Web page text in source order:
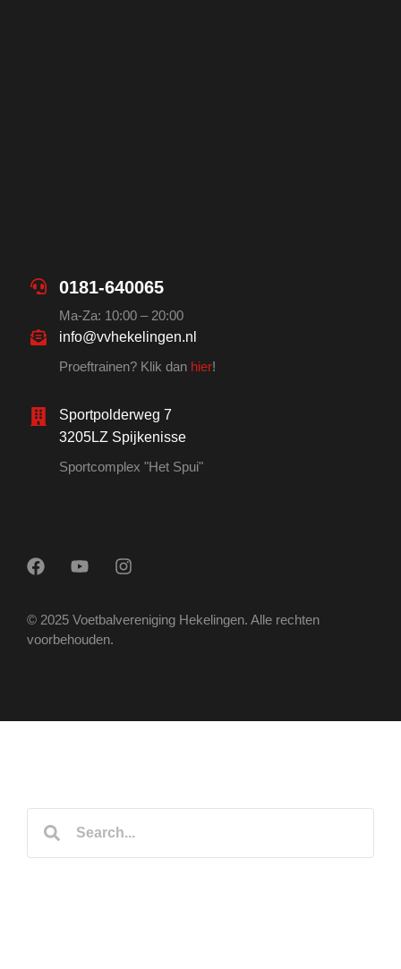
0181-640065
Ma-Za: 10:00 – 20:00
info@vvhekelingen.nl
Proeftrainen? Klik dan hier!
Sportpolderweg 7
3205LZ Spijkenisse
Sportcomplex "Het Spui"
© 2025 Voetbalvereniging Hekelingen. Alle rechten
voorbehouden.